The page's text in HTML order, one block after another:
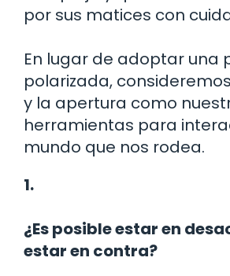
por sus matices con
En lugar de adoptar una
polarizada,
y la apertura como
herramientas para
mundo que nos rodea.
1.
¿Es posible estar en
estar en contra?